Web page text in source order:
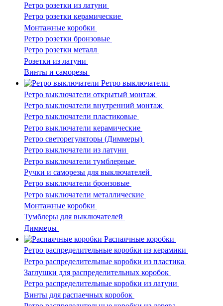
Ретро розетки из латуни
Ретро розетки керамические
Монтажные коробки
Ретро розетки бронзовые
Ретро розетки металл
Розетки из латуни
Винты и саморезы
Ретро выключатели
Ретро выключатели открытый монтаж
Ретро выключатели внутренний монтаж
Ретро выключатели пластиковые
Ретро выключатели керамические
Ретро светорегуляторы (Диммеры)
Ретро выключатели из латуни
Ретро выключатели тумблерные
Ручки и саморезы для выключателей
Ретро выключатели бронзовые
Ретро выключатели металлические
Монтажные коробки
Тумблеры для выключателей
Диммеры
Распаячные коробки
Ретро распределительные коробки из керамики
Ретро распределительные коробки из пластика
Заглушки для распределительных коробок
Ретро распределительные коробки из латуни
Винты для распаечных коробок